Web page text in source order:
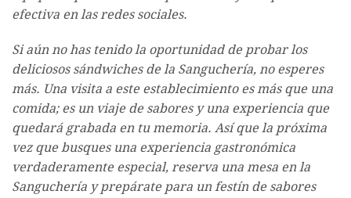
efectiva en las redes sociales.
Si aún no has tenido la oportunidad de probar los
deliciosos sándwiches de la Sanguchería, no esperes
más. Una visita a este establecimiento es más que una
comida; es un viaje de sabores y una experiencia que
quedará grabada en tu memoria. Así que la próxima
vez que busques una experiencia gastronómica
verdaderamente especial, reserva una mesa en la
Sanguchería y prepárate para un festín de sabores